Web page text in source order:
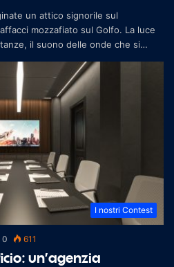
un attico signorile sul
mozzafiato sul Golfo. La luce
il suono delle onde che si
I nostri Contest
0 611
un’agenzia